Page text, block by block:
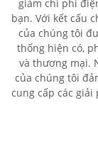
giảm chi phí
bạn. Với kết cấu
của chúng tôi
thống hiện có,
và thương mại.
của chúng tôi
cung cấp các